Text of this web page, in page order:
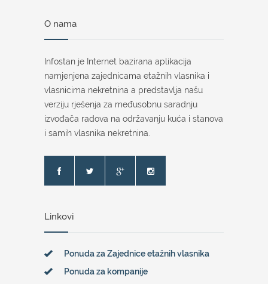
O nama
Infostan je Internet bazirana aplikacija
namjenjena zajednicama etažnih vlasnika i
vlasnicima nekretnina a predstavlja našu
verziju rješenja za međusobnu saradnju
izvođača radova na održavanju kuća i stanova
i samih vlasnika nekretnina.
Linkovi
Ponuda za Zajednice etažnih vlasnika
Ponuda za kompanije